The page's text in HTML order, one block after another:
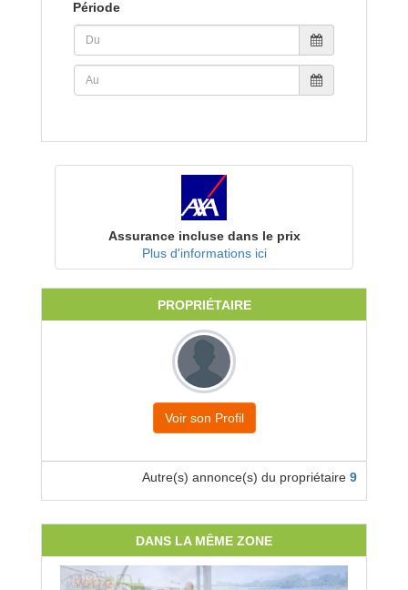
Période
Assurance incluse dans le prix
Plus d'informations ici
PROPRIÉTAIRE
Voir son Profil
Autre(s) annonce(s) du propriétaire 9
DANS LA MÊME ZONE